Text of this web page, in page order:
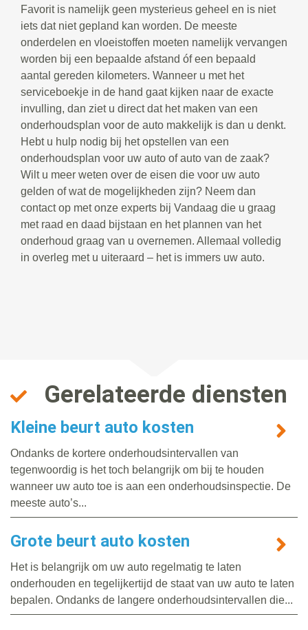
Favorit is namelijk geen mysterieus geheel en is niet
iets dat niet gepland kan worden. De meeste
onderdelen en vloeistoffen moeten namelijk vervangen
worden bij een bepaalde afstand óf een bepaald
aantal gereden kilometers. Wanneer u met het
serviceboekje in de hand gaat kijken naar de exacte
invulling, dan ziet u direct dat het maken van een
onderhoudsplan voor de auto makkelijk is dan u denkt.
Hebt u hulp nodig bij het opstellen van een
onderhoudsplan voor uw auto of auto van de zaak?
Wilt u meer weten over de eisen die voor uw auto
gelden of wat de mogelijkheden zijn? Neem dan
contact op met onze experts bij Vandaag die u graag
met raad en daad bijstaan en het plannen van het
onderhoud graag van u overnemen. Allemaal volledig
in overleg met u uiteraard – het is immers uw auto.
Gerelateerde diensten
Kleine beurt auto kosten
Ondanks de kortere onderhoudsintervallen van
tegenwoordig is het toch belangrijk om bij te houden
wanneer uw auto toe is aan een onderhoudsinspectie. De
meeste auto’s...
Grote beurt auto kosten
Het is belangrijk om uw auto regelmatig te laten
onderhouden en tegelijkertijd de staat van uw auto te laten
bepalen. Ondanks de langere onderhoudsintervallen die...